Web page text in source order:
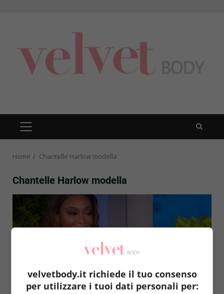
PRIMARY
MENU
Home Chantelle Harlow modella
Chantelle Harlow modella
velvetbody.it richiede il tuo consenso
per utilizzare i tuoi dati personali per: